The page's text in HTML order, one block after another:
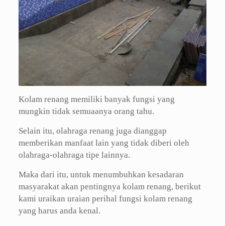
Kolam renang memiliki banyak fungsi yang
mungkin tidak semuaanya orang tahu.
Selain itu, olahraga renang juga dianggap
memberikan manfaat lain yang tidak diberi oleh
olahraga-olahraga tipe lainnya.
Maka dari itu, untuk menumbuhkan kesadaran
masyarakat akan pentingnya kolam renang, berikut
kami uraikan uraian perihal fungsi kolam renang
yang harus anda kenal.